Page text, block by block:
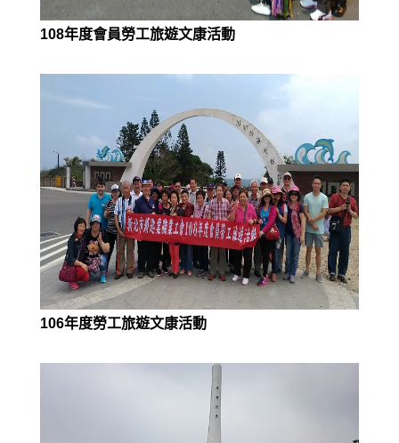
108年度會員勞工旅遊文康活動
106年度勞工旅遊文康活動